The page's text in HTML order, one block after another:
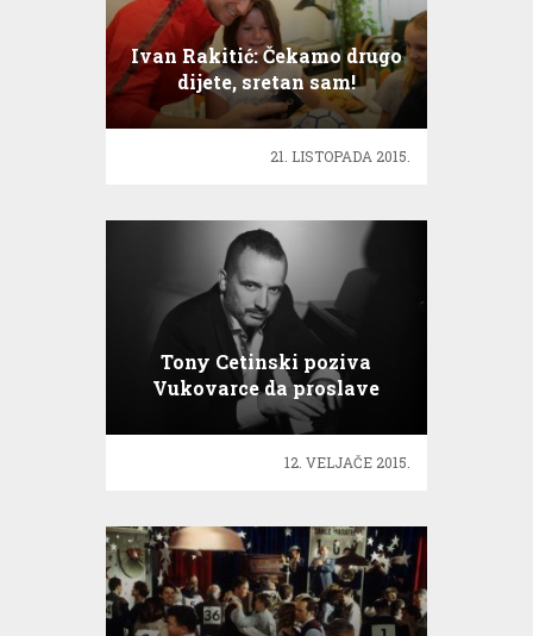
Ivan Rakitić: Čekamo drugo
dijete, sretan sam!
21. LISTOPADA 2015.
Tony Cetinski poziva
Vukovarce da proslave
Valentinovo
12. VELJAČE 2015.